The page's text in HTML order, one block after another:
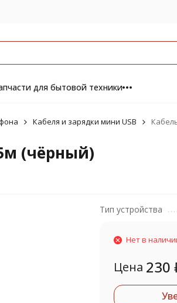
для бытовой техники
Кабеля и зарядки мини USB
(чёрный)
Тип устройства
Нет в
Цена 230